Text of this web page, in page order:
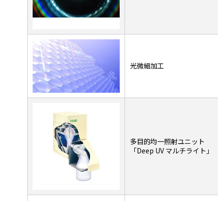
光微細加工
多目的均一照射ユニット
「Deep UV マルチライト」